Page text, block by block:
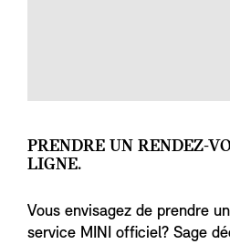
PRENDRE UN RENDEZ-
LIGNE.
Vous envisagez de prendre
service MINI officiel? Sage